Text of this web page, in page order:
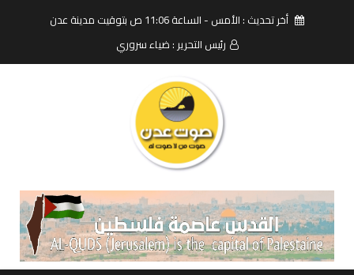
أخر تحديث : الأمس - الساعة 11:06 ص بتوقيت مدينة عدن
رئيس التحرير : ضياء سروري